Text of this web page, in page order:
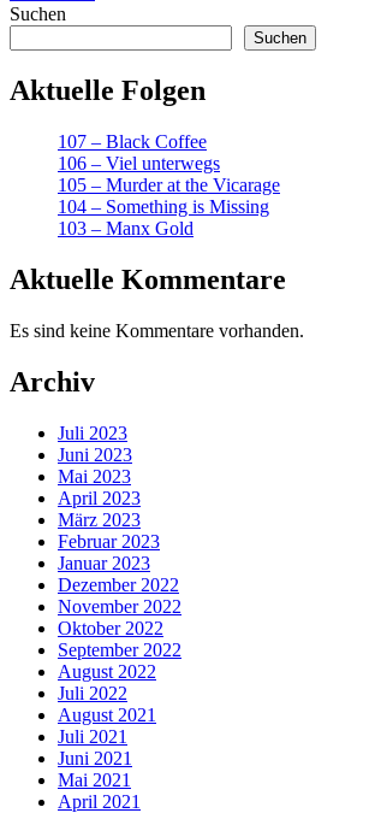
–
at
the
Vicarage“
Suchen
Suchen
Aktuelle Folgen
107 – Black Coffee
106 – Viel unterwegs
105 – Murder at the Vicarage
104 – Something is Missing
103 – Manx Gold
Aktuelle Kommentare
Es sind keine Kommentare vorhanden.
Archiv
Juli 2023
Juni 2023
Mai 2023
April 2023
März 2023
Februar 2023
Januar 2023
Dezember 2022
November 2022
Oktober 2022
September 2022
August 2022
Juli 2022
August 2021
Juli 2021
Juni 2021
Mai 2021
April 2021